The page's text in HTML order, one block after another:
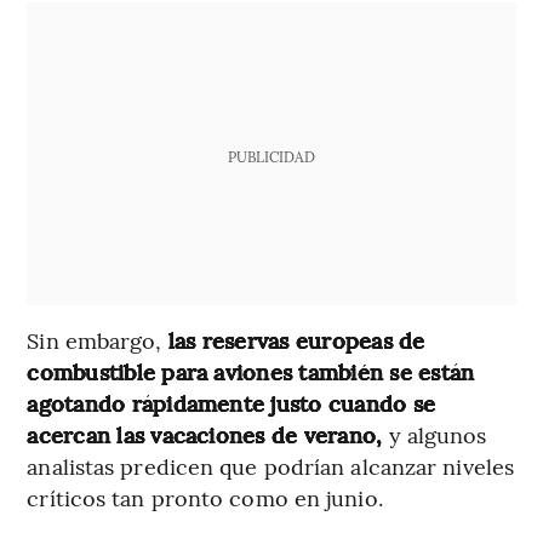
PUBLICIDAD
Sin embargo, las reservas europeas de
combustible para aviones también se están
agotando rápidamente justo cuando se
acercan las vacaciones de verano, y algunos
analistas predicen que podrían alcanzar niveles
críticos tan pronto como en junio.